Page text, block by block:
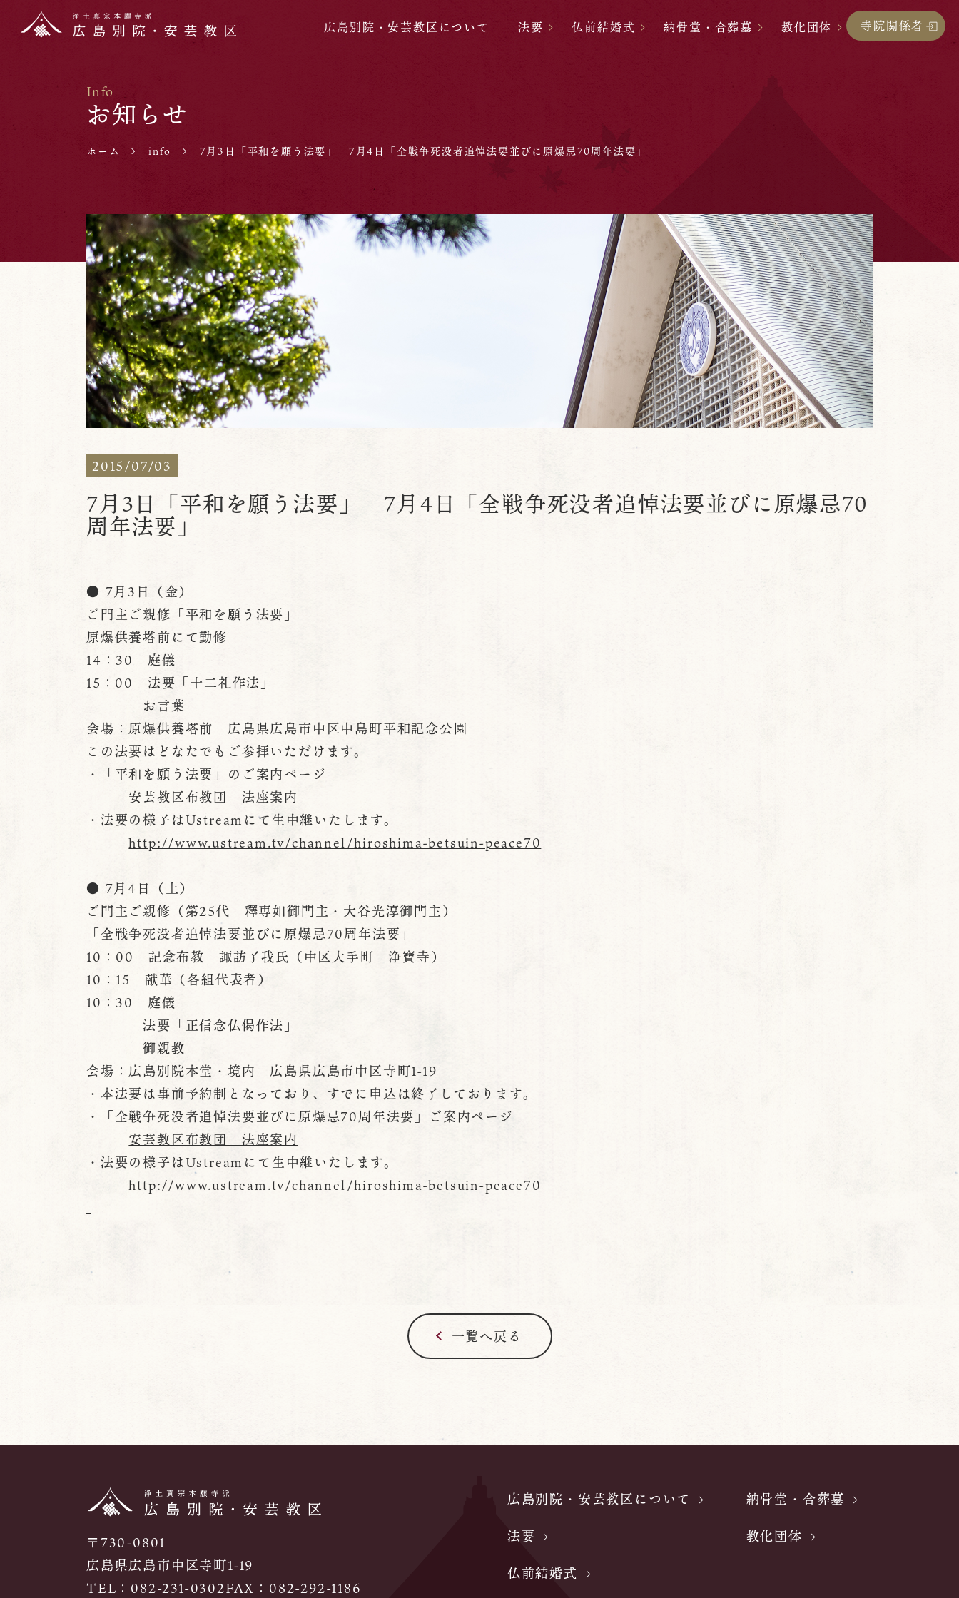
広島別院・安芸教区について 法要 仏前結婚式 納骨堂・合葬墓 教化団体 寺院関係者
Info
お知らせ
ホーム info 7月3日「平和を願う法要」 7月4日「全戦争死没者追悼法要並びに原爆忌70周年法要」
2015/07/03
7月3日「平和を願う法要」 7月4日「全戦争死没者追悼法要並びに原爆忌70
周年法要」
● 7月3日（金）
ご門主ご親修「平和を願う法要」
原爆供養塔前にて勤修
14：30 庭儀
15：00 法要「十二礼作法」
お言葉
会場：原爆供養塔前 広島県広島市中区中島町平和記念公園
この法要はどなたでもご参拝いただけます。
・「平和を願う法要」のご案内ページ
安芸教区布教団 法座案内
・法要の様子はUstreamにて生中継いたします。
http://www.ustream.tv/channel/hiroshima-betsuin-peace70
● 7月4日（土）
ご門主ご親修（第25代 釋専如御門主・大谷光淳御門主）
「全戦争死没者追悼法要並びに原爆忌70周年法要」
10：00 記念布教 諏訪了我氏（中区大手町 浄寶寺）
10：15 献華（各組代表者）
10：30 庭儀
法要「正信念仏偈作法」
御親教
会場：広島別院本堂・境内 広島県広島市中区寺町1-19
・本法要は事前予約制となっており、すでに申込は終了しております。
・「全戦争死没者追悼法要並びに原爆忌70周年法要」ご案内ページ
安芸教区布教団 法座案内
・法要の様子はUstreamにて生中継いたします。
http://www.ustream.tv/channel/hiroshima-betsuin-peace70
一覧へ戻る
〒730-0801
広島県広島市中区寺町1-19
TEL： 082-231-0302FAX：082-292-1186
広島別院・安芸教区について
法要
仏前結婚式
納骨堂・合葬墓
教化団体